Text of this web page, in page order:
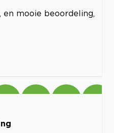
en mooie beoordeling,